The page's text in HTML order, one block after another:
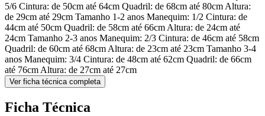
5/6 Cintura: de 50cm até 64cm Quadril: de 68cm até 80cm Altura:
de 29cm até 29cm Tamanho 1-2 anos Manequim: 1/2 Cintura: de
44cm até 50cm Quadril: de 58cm até 66cm Altura: de 24cm até
24cm Tamanho 2-3 anos Manequim: 2/3 Cintura: de 46cm até 58cm
Quadril: de 60cm até 68cm Altura: de 23cm até 23cm Tamanho 3-4
anos Manequim: 3/4 Cintura: de 48cm até 62cm Quadril: de 66cm
até 76cm Altura: de 27cm até 27cm
Ver ficha técnica completa
Ficha Técnica